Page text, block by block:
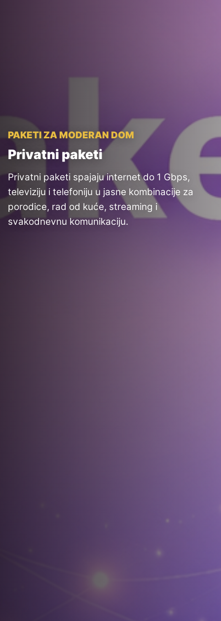
PAKETI ZA MODERAN DOM
Privatni paketi
Privatni paketi spajaju internet do 1 Gbps,
televiziju i telefoniju u jasne kombinacije za
porodice, rad od kuće, streaming i
svakodnevnu komunikaciju.